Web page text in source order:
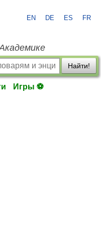
EN DE ES FR
Найти!
Игры ⚽